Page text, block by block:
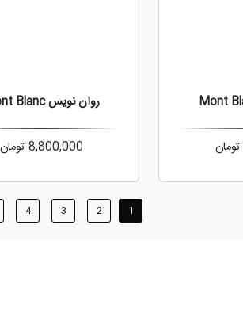
تومان
روان نویس Mont Blanc
8,800,000تومان
1
2
3
4